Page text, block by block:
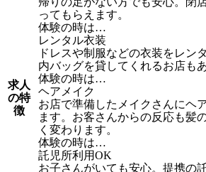
求人
の特
徴
ってもらえます。
体験の時は…
レンタル衣装
ドレスや制服などの衣装をレン
内バッグを貸してくれるお店も
体験の時は…
ヘアメイク
お店で準備したメイクさんにヘ
ます。お客さんからの反応も髪
く変わります。
体験の時は…
託児所利用OK
お子さんがいても安心。提携の